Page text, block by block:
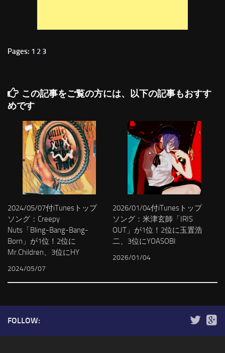
Pages: 1 2 3
この記事をご覧の方には、以下の記事もおすす
めです
2024/05/07付iTunesトップ
ソング：Creepy
Nuts「Bling-Bang-Bang-
Born」が1位！2位に
Mr.Children、3位にHY
2024/05/07
2026/01/04付iTunesトップ
ソング：米津玄師「IRIS
OUT」が1位！2位に玉置浩
二、3位にYOASOBI
2026/01/04
FOLLOW: